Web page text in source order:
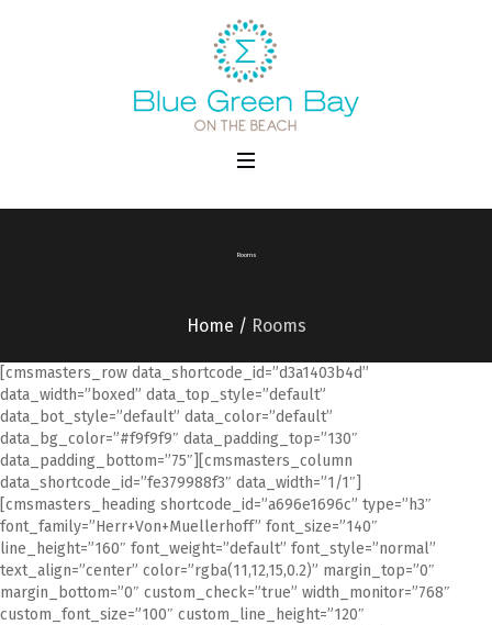
Rooms
Home / Rooms
[cmsmasters_row data_shortcode_id=”d3a1403b4d”
data_width=”boxed” data_top_style=”default”
data_bot_style=”default” data_color=”default”
data_bg_color=”#f9f9f9″ data_padding_top=”130″
data_padding_bottom=”75″][cmsmasters_column
data_shortcode_id=”fe379988f3″ data_width=”1/1″]
[cmsmasters_heading shortcode_id=”a696e1696c” type=”h3″
font_family=”Herr+Von+Muellerhoff” font_size=”140″
line_height=”160″ font_weight=”default” font_style=”normal”
text_align=”center” color=”rgba(11,12,15,0.2)” margin_top=”0″
margin_bottom=”0″ custom_check=”true” width_monitor=”768″
custom_font_size=”100″ custom_line_height=”120″